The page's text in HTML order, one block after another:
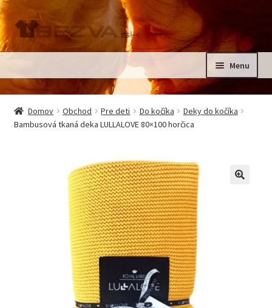
Preskočiť
na
navigáciu
Preskočiť
na
obsah
Menu
Domov
Pre deti
Oblečenie na krst, slávnostné oblečenie
Domov Obchod Pre deti Do kočíka
Deky do kočíka
Bambusová tkaná deka LULLALOVE 80×100 horčica